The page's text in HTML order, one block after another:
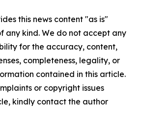
this news content "as is"
any kind. We do not accept any
for the accuracy, content,
completeness, legality, or
contained in this article.
or copyright issues
kindly contact the author